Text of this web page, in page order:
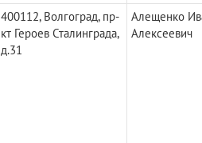
400112, Волгоград, пр-
кт Героев Сталинграда,
д.31
Алещенко
Алексеевич